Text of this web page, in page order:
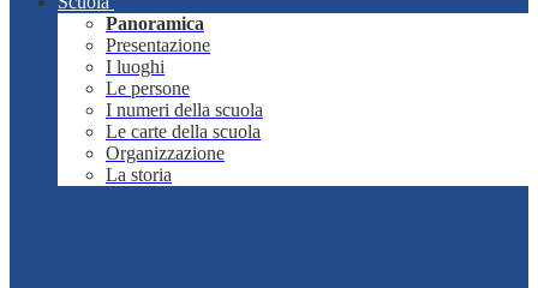
Panoramica
Presentazione
I luoghi
Le persone
I numeri della scuola
Le carte della scuola
Organizzazione
La storia